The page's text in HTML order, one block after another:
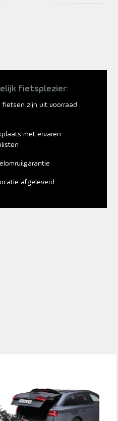
fietsplezier:
fietsen zijn uit voorraad
met ervaren
afgeleverd